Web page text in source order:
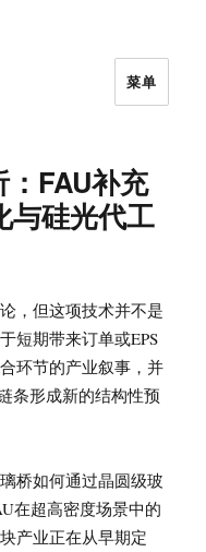
菜单
FAU补充
与硅光代工
，但这项技术并不是
短期带来订单或EPS
环节的产业叙事，并
条形成新的结构性预
桥如何通过晶圆级玻
在超高密度场景中的
产业正在从早期定